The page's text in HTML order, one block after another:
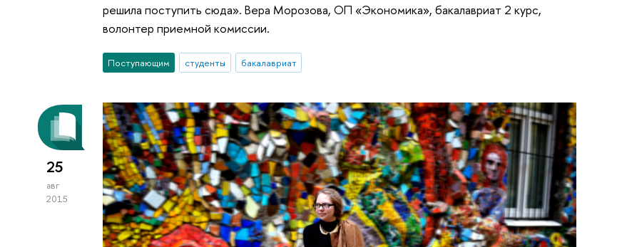
решила поступить сюда». Вера Морозова, ОП «Экономика», бакалавриат 2 курс,
волонтер приемной комиссии.
Поступающим студенты бакалавриат
25
авг
2015